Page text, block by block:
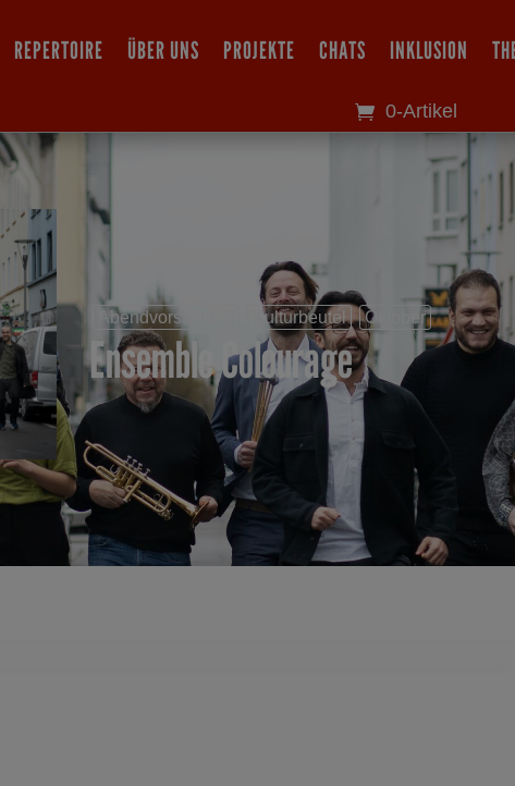
REPERTOIRE ÜBER UNS PROJEKTE CHATS INKLUSION
0-Artikel
Abendvorstellung Kulturbeutel Oktober
Ensemble Colourage